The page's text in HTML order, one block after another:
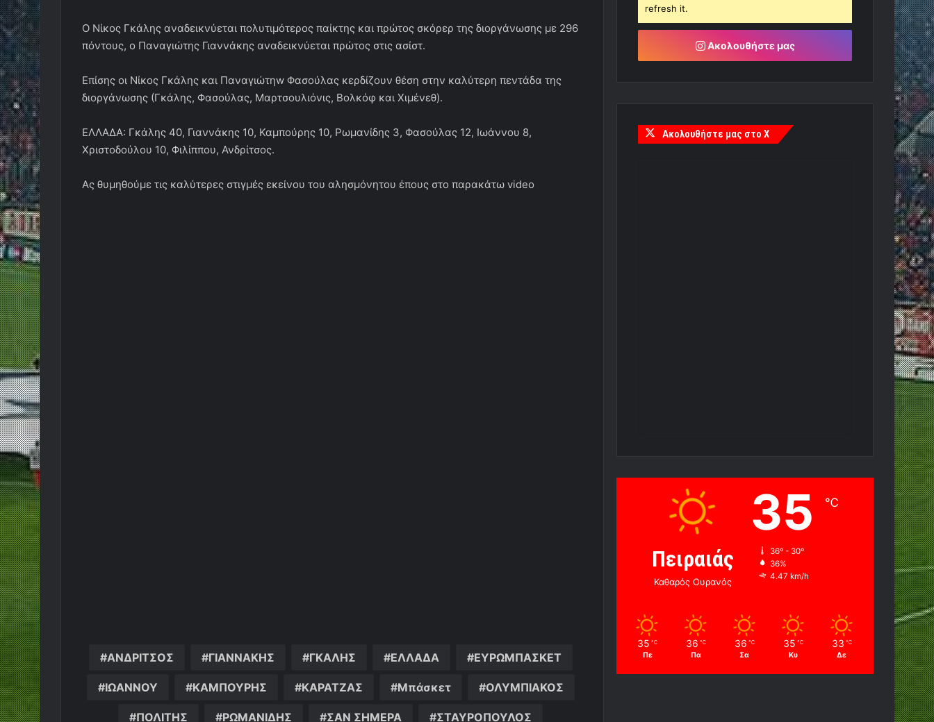
Ο Νίκος Γκάλης αναδεικνύεται πολυτιμότερος παίκτης και πρώτος σκόρερ της διοργάνωσης με 296
πόντους, ο Παναγιώτης Γιαννάκης αναδεικνύεται πρώτος στις ασίστ.
Επίσης οι Νίκος Γκάλης και Παναγιώτηw Φασούλας κερδίζουν θέση στην καλύτερη πεντάδα της
διοργάνωσης (Γκάλης, Φασούλας, Μαρτσουλιόνις, Βολκόφ και Χιμένεθ).
ΕΛΛΑΔΑ: Γκάλης 40, Γιαννάκης 10, Καμπούρης 10, Ρωμανίδης 3, Φασούλας 12, Ιωάννου 8,
Χριστοδούλου 10, Φιλίππου, Ανδρίτσος.
Ας θυμηθούμε τις καλύτερες στιγμές εκείνου του αλησμόνητου έπους στο παρακάτω video
ΑΝΔΡΙΤΣΟΣ ΓΙΑΝΝΑΚΗΣ ΓΚΑΛΗΣ ΕΛΛΑΔΑ ΕΥΡΩΜΠΑΣΚΕΤ
ΙΩΑΝΝΟΥ ΚΑΜΠΟΥΡΗΣ ΚΑΡΑΤΖΑΣ Μπάσκετ ΟΛΥΜΠΙΑΚΟΣ
ΠΟΛΙΤΗΣ ΡΩΜΑΝΙΔΗΣ ΣΑΝ ΣΗΜΕΡΑ ΣΤΑΥΡΟΠΟΥΛΟΣ
refresh it.
Ακολουθήστε μας
Ακολουθήστε μας στο X
Πειραιάς
Καθαρός Ουρανός
35 ℃
36º - 30º
36%
4.47 km/h
35 ℃
Πε
36 ℃
Πα
36 ℃
Σα
35 ℃
Κυ
33 ℃
Δε